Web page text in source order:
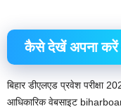
कैसे देखें अपना
बिहार डीएलएड प्रवेश
आधिकारिक वेबसाइट